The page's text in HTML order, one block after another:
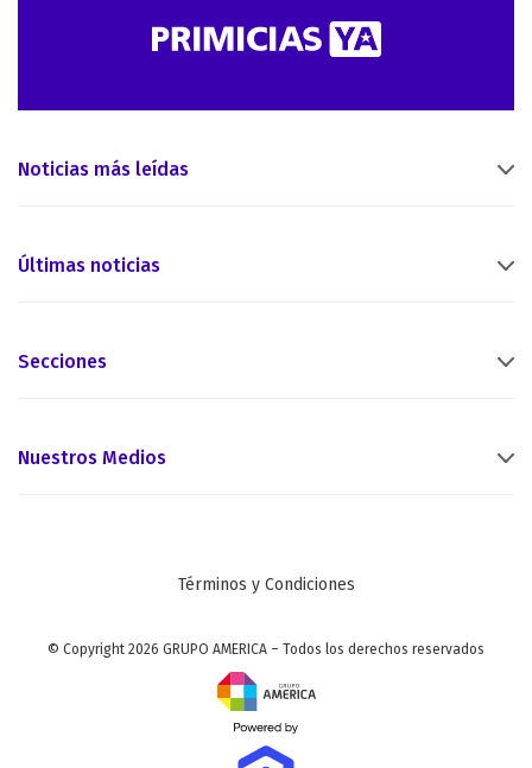
Noticias más leídas
Últimas noticias
Secciones
Nuestros Medios
Términos y Condiciones
© Copyright 2026 GRUPO AMERICA – Todos los derechos reservados